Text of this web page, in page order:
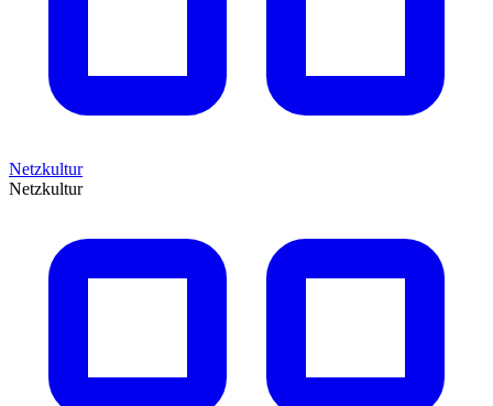
Netzkultur
Netzkultur